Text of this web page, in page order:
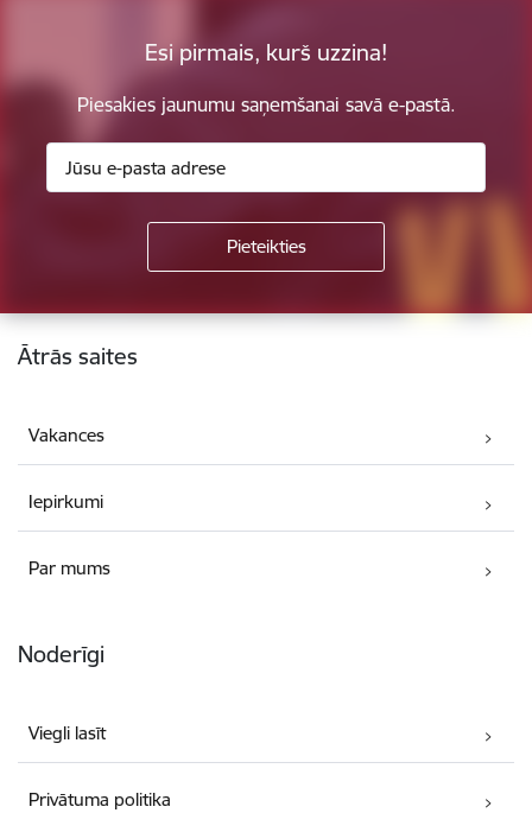
Esi pirmais, kurš uzzina!
Piesakies jaunumu saņemšanai savā e-pastā.
Kājene
Ātrās saites
Vakances
Iepirkumi
Par mums
Noderīgi
Viegli lasīt
Privātuma politika